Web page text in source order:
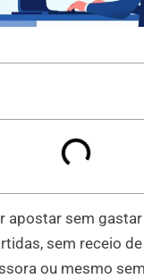
apostar sem
sem receio
ou mesmo